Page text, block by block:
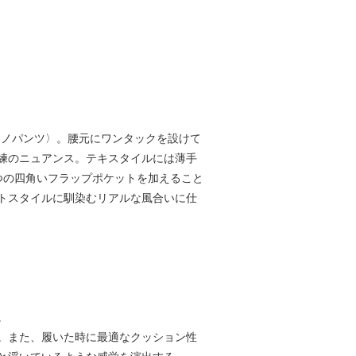
パンツ〉。腰元にワンタックを設けて
のニュアンス。テキスタイルには薄手
四角いフラップポケットを加えること
スタイルに馴染むリアルな風合いに仕
また、履いた時に最適なクッション性